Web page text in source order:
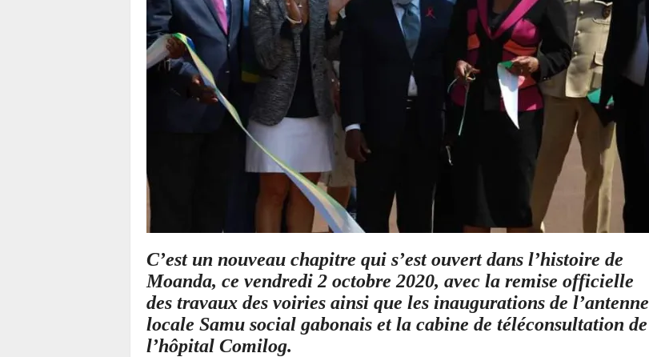
C’est un nouveau chapitre qui s’est ouvert dans l’histoire de
Moanda, ce vendredi 2 octobre 2020, avec la remise officielle
des travaux des voiries ainsi que les inaugurations de l’antenne
locale Samu social gabonais et la cabine de téléconsultation de
l’hôpital Comilog.